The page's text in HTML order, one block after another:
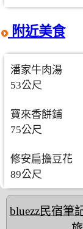
附近美食
潘家牛肉湯
53公尺
寶來香餅鋪
75公尺
修安扁擔豆花
89公尺
bluezz民宿筆